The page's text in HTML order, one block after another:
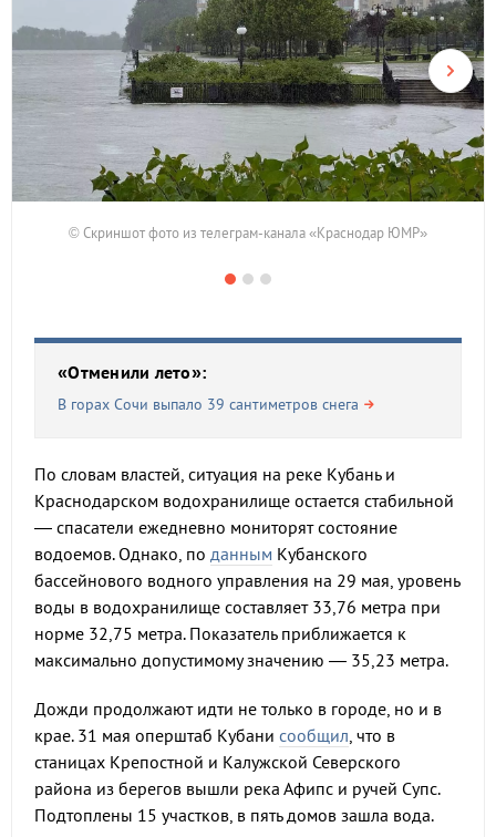
© Скриншот фото из телеграм-канала «Краснодар ЮМР»
«Отменили лето»:
В горах Сочи выпало 39 сантиметров снега
По словам властей, ситуация на реке Кубань и
Краснодарском водохранилище остается стабильной
— спасатели ежедневно мониторят состояние
водоемов. Однако, по данным Кубанского
бассейнового водного управления на 29 мая, уровень
воды в водохранилище составляет 33,76 метра при
норме 32,75 метра. Показатель приближается к
максимально допустимому значению — 35,23 метра.
Дожди продолжают идти не только в городе, но и в
крае. 31 мая оперштаб Кубани сообщил, что в
станицах Крепостной и Калужской Северского
района из берегов вышли река Афипс и ручей Супс.
Подтоплены 15 участков, в пять домов зашла вода.